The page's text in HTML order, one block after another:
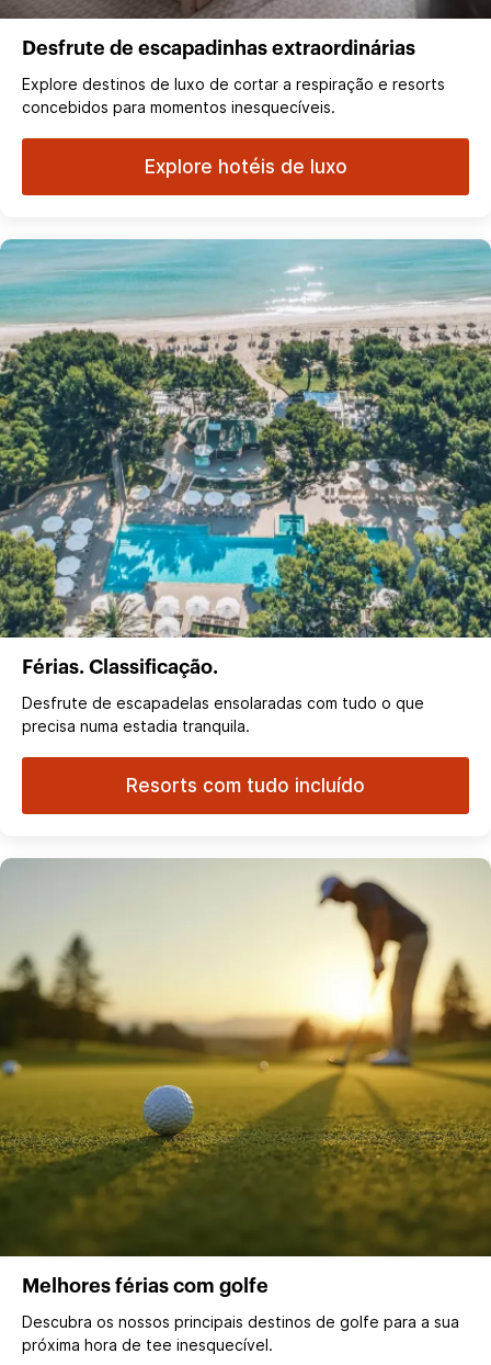
Desfrute de escapadinhas extraordinárias
Explore destinos de luxo de cortar a respiração e resorts
concebidos para momentos inesquecíveis.
Explore hotéis de luxo
Férias. Classificação.
Desfrute de escapadelas ensolaradas com tudo o que
precisa numa estadia tranquila.
Resorts com tudo incluído
Melhores férias com golfe
Descubra os nossos principais destinos de golfe para a sua
próxima hora de tee inesquecível.